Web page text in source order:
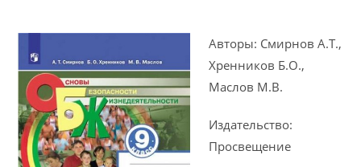
Авторы: Смирнов А.Т.,
Хренников Б.О.,
Маслов М.В.
Издательство:
Просвещение